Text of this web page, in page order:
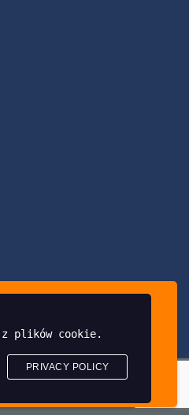
Akceptuję
plików cookie.
PRIVACY POLICY